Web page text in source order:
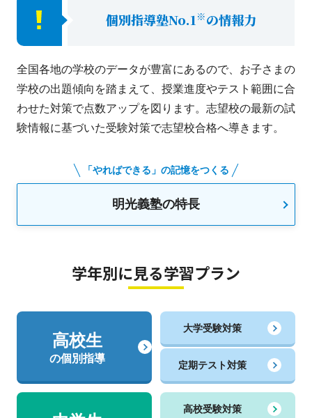
個別指導塾No.1 ※の情報力
全国各地の学校のデータが豊富にあるので、お子さまの
学校の出題傾向を踏まえて、授業進度やテスト範囲に合
わせた対策で点数アップを図ります。志望校の最新の試
験情報に基づいた受験対策で志望校合格へ導きます。
「やればできる」の記憶をつくる
明光義塾の特長
学年別に見る学習プラン
高校生
の個別指導
大学受験対策
定期テスト対策
高校受験対策